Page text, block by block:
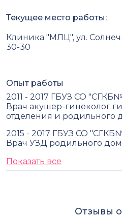
Текущее место работы:
Клиника "МЛЦ", ул.
30-30
Опыт работы
2011 - 2017 ГБУЗ СО
Врач акушер-гинеколог
отделения и родильного
2015 - 2017 ГБУЗ СО
Врач УЗД родильного
Показать все
Отзывы